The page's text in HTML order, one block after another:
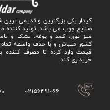
گیدار یکی بزرگترین و قدیمی ترین
صنایع چوب می باشد. تولید کننده
میز توی، کمد و بوفه، تشک و
کشور میباش و با حذف واسطه تمام
قیمت وارد کرده تا مصرف کننده
خریداری کند.
02156491066